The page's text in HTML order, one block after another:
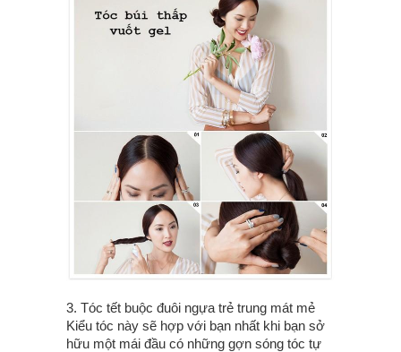
3. Tóc tết buộc đuôi ngựa trẻ trung mát mẻ
Kiểu tóc này sẽ hợp với bạn nhất khi bạn sở
hữu một mái đầu có những gợn sóng tóc tự